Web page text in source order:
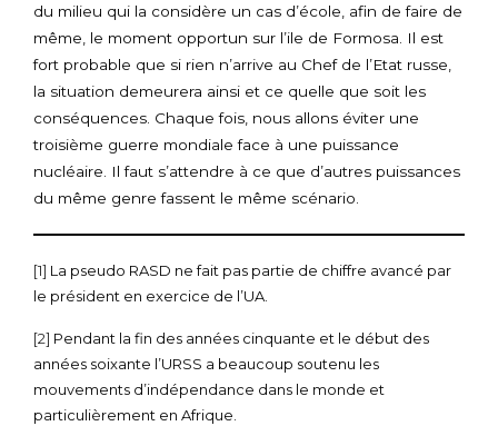
du milieu qui la considère un cas d’école, afin de faire de
même, le moment opportun sur l’ile de Formosa. Il est
fort probable que si rien n’arrive au Chef de l’Etat russe,
la situation demeurera ainsi et ce quelle que soit les
conséquences. Chaque fois, nous allons éviter une
troisième guerre mondiale face à une puissance
nucléaire. Il faut s’attendre à ce que d’autres puissances
du même genre fassent le même scénario.
[1] La pseudo RASD ne fait pas partie de chiffre avancé par
le président en exercice de l’UA.
[2] Pendant la fin des années cinquante et le début des
années soixante l’URSS a beaucoup soutenu les
mouvements d’indépendance dans le monde et
particulièrement en Afrique.